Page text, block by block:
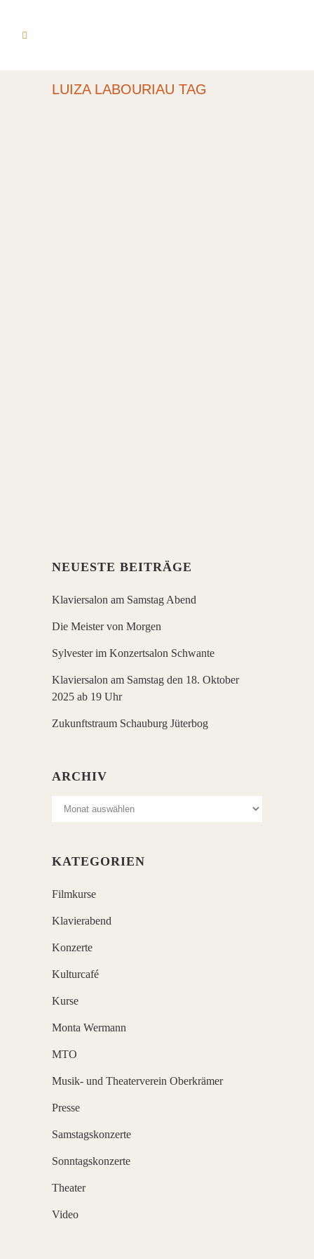
LUIZA LABOURIAU TAG
NEUESTE BEITRÄGE
Klaviersalon am Samstag Abend
Die Meister von Morgen
Sylvester im Konzertsalon Schwante
Klaviersalon am Samstag den 18. Oktober
2025 ab 19 Uhr
Zukunftstraum Schauburg Jüterbog
ARCHIV
Archiv
KATEGORIEN
Filmkurse
Klavierabend
Konzerte
Kulturcafé
Kurse
Monta Wermann
MTO
Musik- und Theaterverein Oberkrämer
Presse
Samstagskonzerte
Sonntagskonzerte
Theater
Video